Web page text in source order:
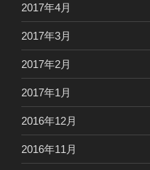
2017年4月
2017年3月
2017年2月
2017年1月
2016年12月
2016年11月